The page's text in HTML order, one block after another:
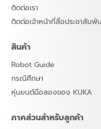
ติดต่อเรา
ติดต่อเจ้าหน้าที่สื่อประชาสัมพั
สินค้า
Robot Guide
กรณีศึกษา
หุ่นยนต์มือสองของ KUKA
ภาคส่วนสำหรับลูกค้า